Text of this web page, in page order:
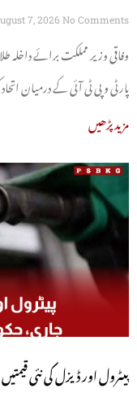
چوہدری
7, 2026 No Comments
وفاقی وزیر مملکت برائے
پارٹی و پی ٹی آئی کے درمیان
مزید پڑھیں
پیٹرول اور ڈیزل کی نئی